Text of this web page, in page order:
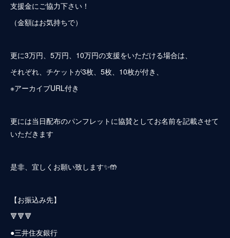
支援金にご協力下さい！
（金額はお気持ちで）
更に3万円、5万円、10万円の支援をいただける場合は、
それぞれ、チケットが3枚、5枚、10枚が付き、
※アーカイブURL付き
更には当日配布のパンフレットに協賛としてお名前を記載させて
いただきます
是非、宜しくお願い致します✨🤲
【お振込み先】
🔻🔻🔻
●三井住友銀行